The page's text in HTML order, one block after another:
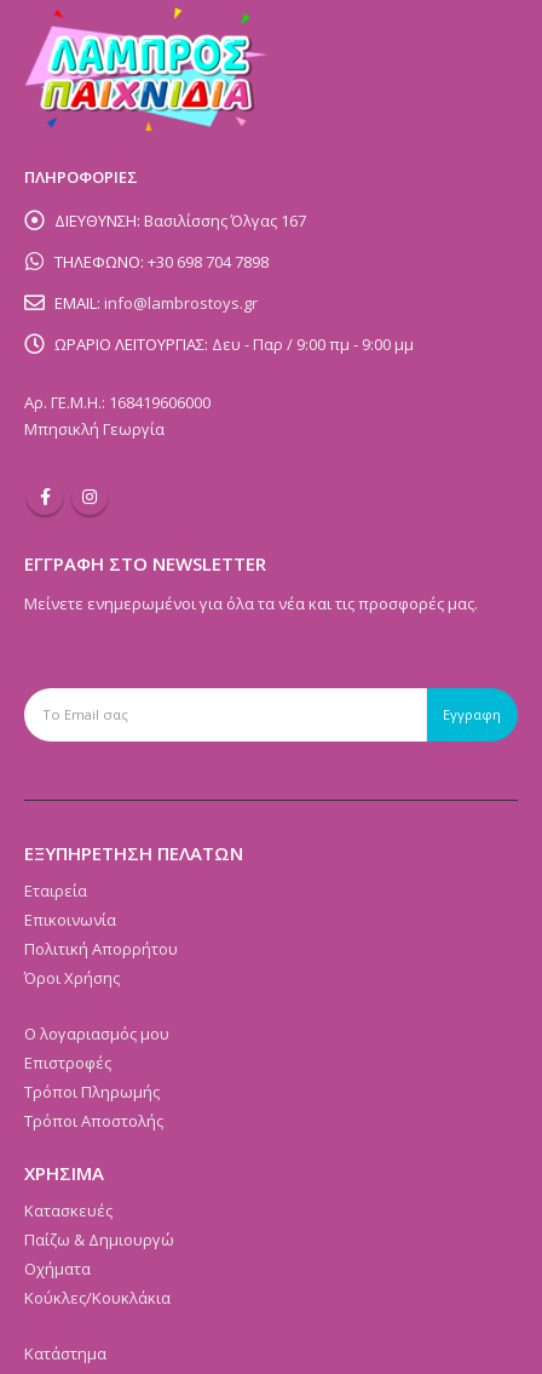
ΠΛΗΡΟΦΟΡΙΕΣ
ΔΙΕΥΘΥΝΣΗ: Βασιλίσσης Όλγας 167
ΤΗΛΕΦΩΝΟ: +30 698 704 7898
EMAIL: info@lambrostoys.gr
ΩΡΑΡΙΟ ΛΕΙΤΟΥΡΓΙΑΣ: Δευ - Παρ / 9:00 πμ - 9:00 μμ
Αρ. ΓΕ.Μ.Η.: 168419606000
Μπησικλή Γεωργία
ΕΓΓΡΑΦΗ ΣΤΟ NEWSLETTER
Μείνετε ενημερωμένοι για όλα τα νέα και τις προσφορές μας.
ΕΞΥΠΗΡΕΤΗΣΗ ΠΕΛΑΤΩΝ
Εταιρεία
Επικοινωνία
Πολιτική Απορρήτου
Όροι Χρήσης
Ο λογαριασμός μου
Επιστροφές
Τρόποι Πληρωμής
Τρόποι Αποστολής
ΧΡΗΣΙΜΑ
Κατασκευές
Παίζω & Δημιουργώ
Οχήματα
Κούκλες/Κουκλάκια
Κατάστημα